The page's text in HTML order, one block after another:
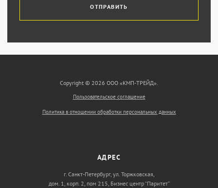
ОТПРАВИТЬ
Copyright © 2026 ООО «КМП-ТРЕЙД».
Пользовательское соглашение
Политика в отношении обработки персональных данных
АДРЕС
г. Санкт-Петербург, ул. Торжковская,
дом. 1, корп. 2, пом 215, Бизнес центр “Паритет”